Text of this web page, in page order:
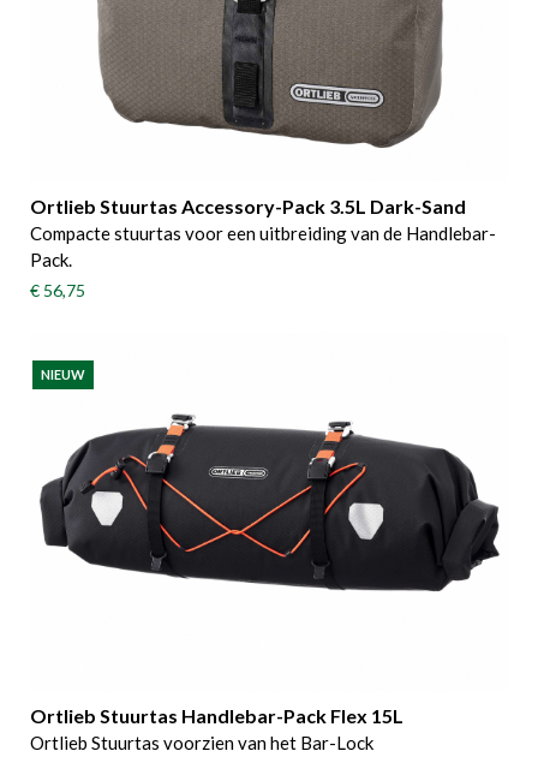
Ortlieb Stuurtas Accessory-Pack 3.5L Dark-Sand
Compacte stuurtas voor een uitbreiding van de Handlebar-
Pack.
€ 56,75
NIEUW
Ortlieb Stuurtas Handlebar-Pack Flex 15L
Ortlieb Stuurtas voorzien van het Bar-Lock